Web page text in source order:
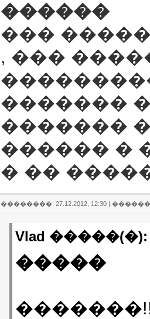
������
���
, ���
�������
�������
������ �
� ��
��������: 27.12.2012, 12:30 |
Vlad �����(�):
�����